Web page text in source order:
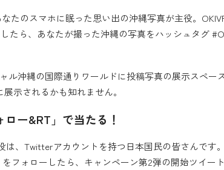
なたのスマホに眠った思い出の沖縄写真が主役。
たら、あなたが撮った沖縄の写真をハッシュタグ
ル沖縄の国際通りワールドに投稿写真の展示スペー
示されるかも知れません。
ー&RT」で当たる！
は、Twitterアカウントを持つ日本国民の皆さんです
をフォローしたら、キャンペーン第2弾の開始ツイー